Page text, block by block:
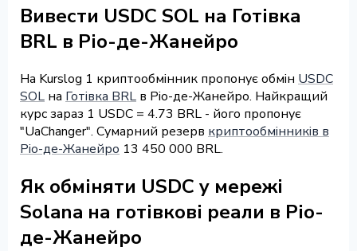
Вивести USDC SOL на Готівка
BRL в Ріо-де-Жанейро
На Kurslog 1 криптообмінник пропонує обмін USDC
SOL на Готівка BRL в Ріо-де-Жанейро. Найкращий
курс зараз 1 USDC = 4.73 BRL - його пропонує
"UaChanger". Сумарний резерв криптообмінників в
Ріо-де-Жанейро 13 450 000 BRL.
Як обміняти USDC у мережі
Solana на готівкові реали в Ріо-
де-Жанейро